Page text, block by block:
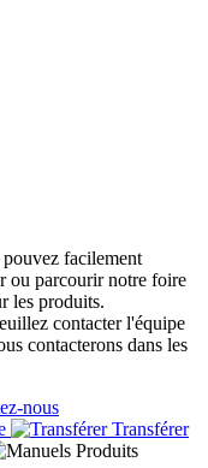
facilement
ou parcourir notre foire
les produits.
contacter l'équipe
contacterons dans les
nous
Transférer